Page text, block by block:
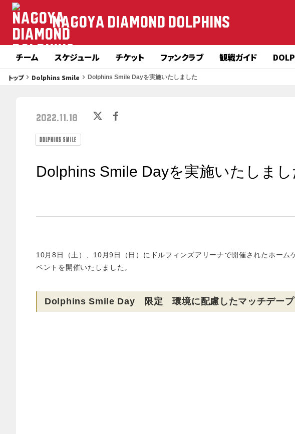
NAGOYA DIAMOND DOLPHINS
チーム スケジュール チケット ファンクラブ 観戦ガイド
トップkeyboard_arrow_right Dolphins Smile keyboard_arrow_right Dolphins Smile Dayを実施いたしました
Dolphins Smile
2022.11.18
Dolphins Smile Dayを実施いたしまし
10月8日（土）、10月9日（日）にドルフィンズアリーナで開催されたホー
ベントを開催いたしました。
Dolphins Smile Day 限定 環境に配慮したマッチデープ